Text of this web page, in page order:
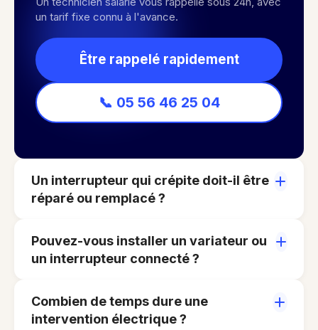
un tarif fixe connu à l'avance.
Être rappelé rapidement
📞 05 56 46 25 04
Un interrupteur qui crépite doit-il être
réparé ou remplacé ?
Pouvez-vous installer un variateur ou
un interrupteur connecté ?
Combien de temps dure une
intervention électrique ?